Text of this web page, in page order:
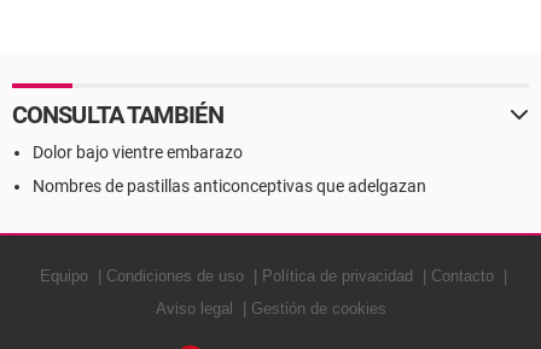
CONSULTA TAMBIÉN
Dolor bajo vientre embarazo
Nombres de pastillas anticonceptivas que adelgazan
Equipo Condiciones de uso Política de privacidad
Contacto
Aviso legal
Gestión de cookies